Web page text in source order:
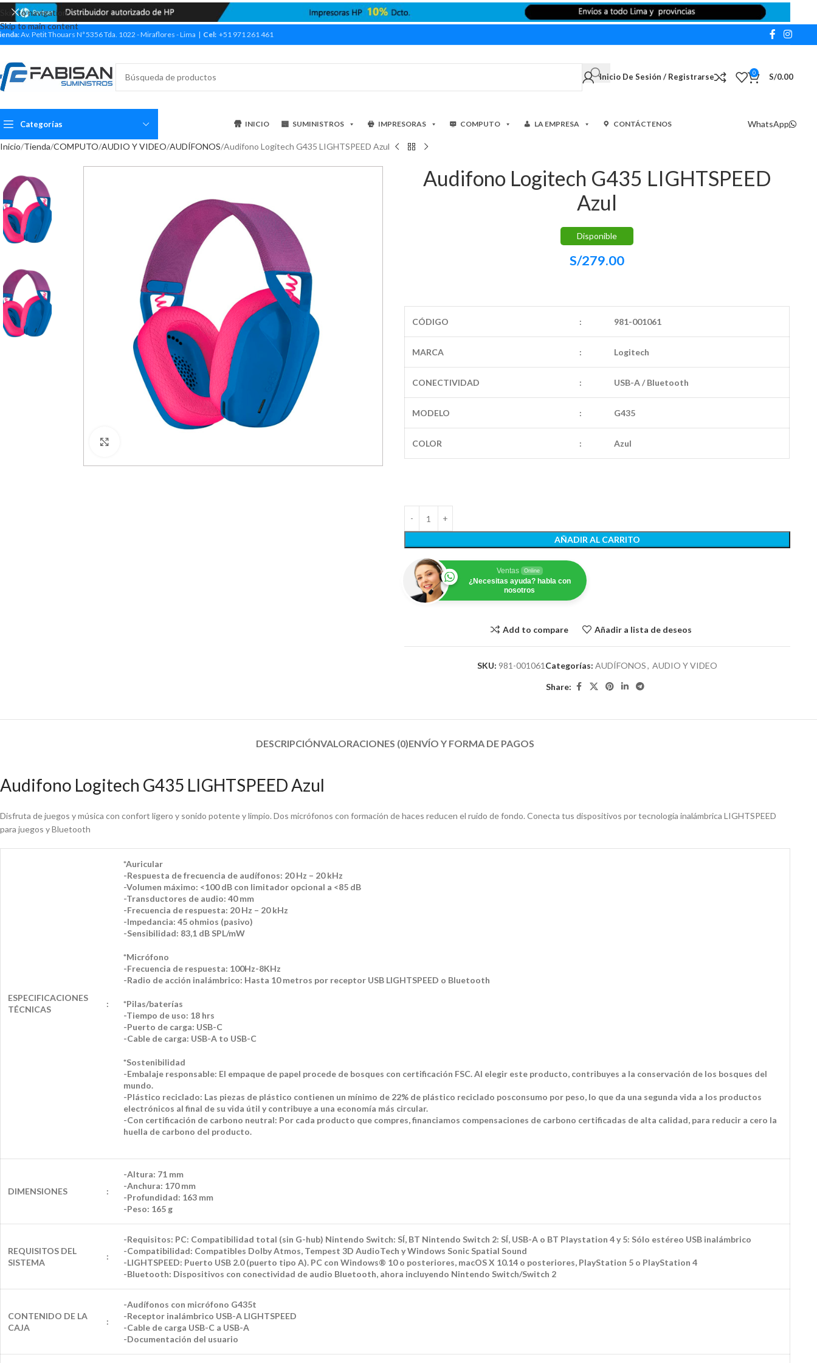
Skip to navigation
Skip to main content
Av. Petit Thouars Nª 5356 Tda. 1022 - Miraflores - Lima | Cel: +51 971 261 461
Inicio De Sesión / Registrarse 0 S/0.00
Categorías INICIO SUMINISTROS IMPRESORAS COMPUTO LA EMPRESA CONTÁCTENOS WhatsApp
Inicio Tienda COMPUTO AUDIO Y VIDEO AUDÍFONOS Audifono Logitech G435 LIGHTSPEED Azul
Audifono Logitech G435 LIGHTSPEED
Azul
Disponible
S/279.00
CÓDIGO : 981-001061
MARCA : Logitech
CONECTIVIDAD : USB-A / Bluetooth
MODELO : G435
COLOR : Azul
AÑADIR AL CARRITO
Ventas Online
¿Necesitas ayuda? habla con
nosotros
Add to compare Añadir a lista de deseos
SKU: 981-001061 Categorías: AUDÍFONOS, AUDIO Y VIDEO
Share:
DESCRIPCIÓNVALORACIONES (0)ENVÍO Y FORMA DE PAGOS​
Audifono Logitech G435 LIGHTSPEED Azul
Disfruta de juegos y música con confort ligero y sonido potente y limpio. Dos micrófonos con formación de haces reducen el ruido de fondo. Conecta tus dispositivos por tecnología inalámbrica LIGHTSPEED
para juegos y Bluetooth
ESPECIFICACIONES
TÉCNICAS
:
*Auricular
-Respuesta de frecuencia de audífonos: 20 Hz – 20 kHz
-Volumen máximo: <100 dB con limitador opcional a <85 dB
-Transductores de audio: 40 mm
-Frecuencia de respuesta: 20 Hz – 20 kHz
-Impedancia: 45 ohmios (pasivo)
-Sensibilidad: 83,1 dB SPL/mW
*Micrófono
-Frecuencia de respuesta: 100Hz-8KHz
-Radio de acción inalámbrico: Hasta 10 metros por receptor USB LIGHTSPEED o Bluetooth
*Pilas/baterías
-Tiempo de uso: 18 hrs
-Puerto de carga: USB-C
-Cable de carga: USB-A to USB-C
*Sostenibilidad
-Embalaje responsable: El empaque de papel procede de bosques con certificación FSC. Al elegir este producto, contribuyes a la conservación de los bosques del
mundo.
-Plástico reciclado: Las piezas de plástico contienen un mínimo de 22% de plástico reciclado posconsumo por peso, lo que da una segunda vida a los productos
electrónicos al final de su vida útil y contribuye a una economía más circular.
-Con certificación de carbono neutral: Por cada producto que compres, financiamos compensaciones de carbono certificadas de alta calidad, para reducir a cero la
huella de carbono del producto.
DIMENSIONES :
-Altura: 71 mm
-Anchura: 170 mm
-Profundidad: 163 mm
-Peso: 165 g
REQUISITOS DEL
SISTEMA
:
-Requisitos: PC: Compatibilidad total (sin G-hub) Nintendo Switch: SÍ, BT Nintendo Switch 2: SÍ, USB-A o BT Playstation 4 y 5: Sólo estéreo USB inalámbrico
-Compatibilidad: Compatibles Dolby Atmos, Tempest 3D AudioTech y Windows Sonic Spatial Sound
-LIGHTSPEED: Puerto USB 2.0 (puerto tipo A). PC con Windows® 10 o posteriores, macOS X 10.14 o posteriores, PlayStation 5 o PlayStation 4
-Bluetooth: Dispositivos con conectividad de audio Bluetooth, ahora incluyendo Nintendo Switch/Switch 2
CONTENIDO DE LA
CAJA
:
-Audífonos con micrófono G435t
-Receptor inalámbrico USB-A LIGHTSPEED
-Cable de carga USB-C a USB-A
-Documentación del usuario